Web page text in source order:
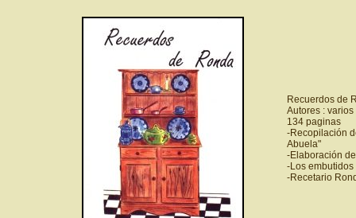
Recuerdos de
Autores : varios
134 paginas
-Recopilación
Abuela"
-Elaboración
-Los
-Recetario